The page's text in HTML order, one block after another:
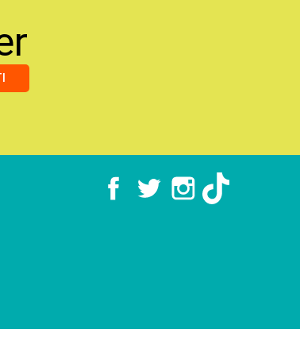
FacebookTwitter Instagram